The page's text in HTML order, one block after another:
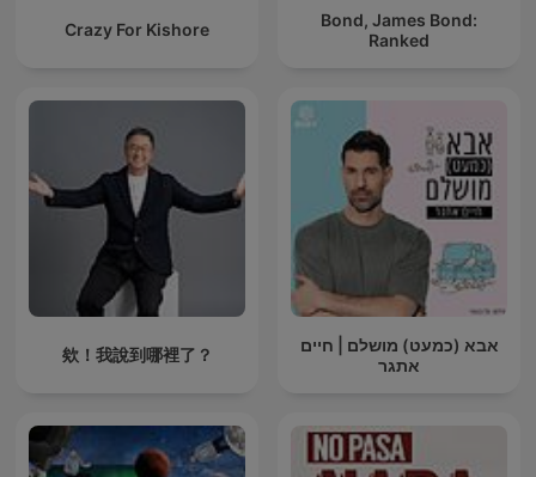
Crazy For Kishore
Bond, James Bond:
Ranked
欸！我說到哪裡了？
אבא (כמעט) מושלם | חיים
אתגר